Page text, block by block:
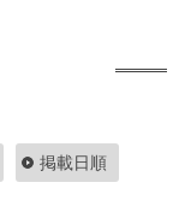
掲載日順